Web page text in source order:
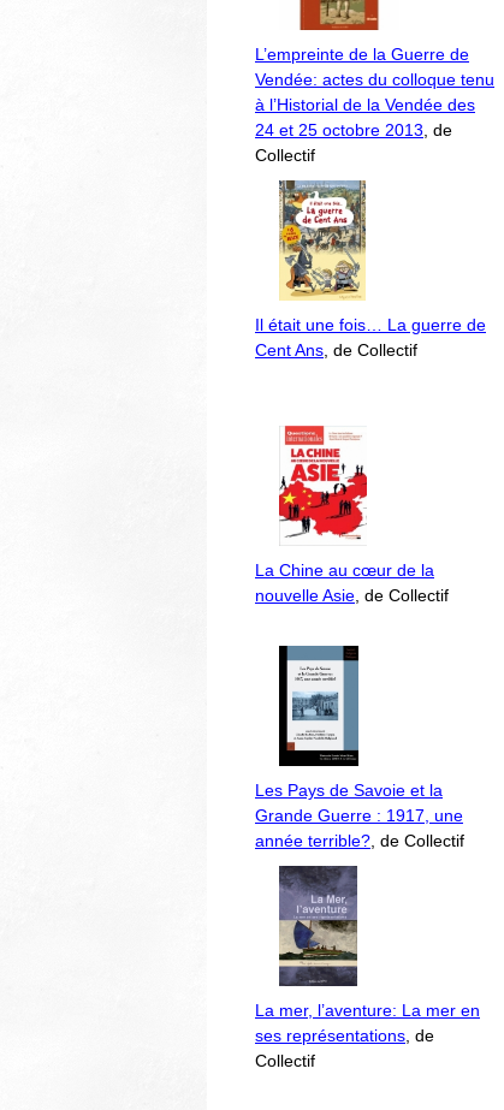
L’empreinte de la Guerre de
Vendée: actes du colloque tenu
à l’Historial de la Vendée des
24 et 25 octobre 2013, de
Collectif
Il était une fois… La guerre de
Cent Ans, de Collectif
La Chine au cœur de la
nouvelle Asie, de Collectif
Les Pays de Savoie et la
Grande Guerre : 1917, une
année terrible?, de Collectif
La mer, l’aventure: La mer en
ses représentations, de
Collectif